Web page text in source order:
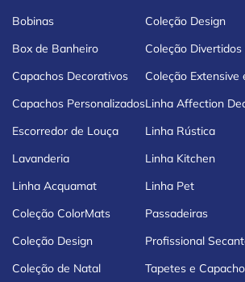
Bobinas
Box de Banheiro
Capachos Decorativos
Capachos Personalizados
Escorredor de Louça
Lavanderia
Linha Acquamat
Coleção ColorMats
Coleção Design
Coleção de Natal
Coleção Design
Coleção
Coleção Extensive
Linha Affection
Linha Rústica
Linha Kitchen
Linha Pet
Passadeiras
Profissional
Tapetes e